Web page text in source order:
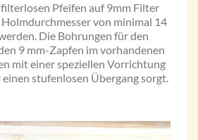
Pfeifen auf 9mm Filter
Holmdurchmesser von minimal 14
Die Bohrungen für den
9 mm-Zapfen im vorhandenen
mit einer speziellen Vorrichtung
stufenlosen Übergang sorgt.